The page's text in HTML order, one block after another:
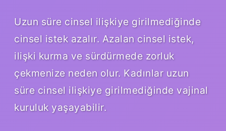
Uzun süre cinsel ilişkiye girilmediğinde
cinsel istek azalır. Azalan cinsel istek,
ilişki kurma ve sürdürmede zorluk
çekmenize neden olur. Kadınlar uzun
süre cinsel ilişkiye girilmediğinde vajinal
kuruluk yaşayabilir.